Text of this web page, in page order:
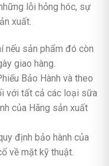
lỗi hỏng hóc, sự
xuất.
nếu sản phẩm đó còn
giao hàng.
Bảo Hành và theo
với tất cả các loại sữa
của Hãng sản xuất
định bảo hành của
về mặt kỹ thuật.